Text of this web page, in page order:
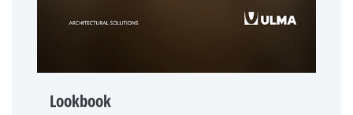
Lookbook